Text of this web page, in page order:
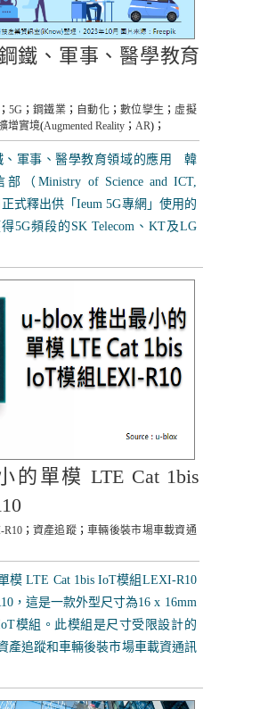
鐵、軍事、醫學教育
； 5G ； 鋼鐵業； 自動化； 數位孿生 ； 虛擬
增實境(Augmented Reality ；AR)；
、軍事、醫學教育領域的應用 韓
（Ministry of Science and ICT,
式釋出供「Ieum 5G專網」使用的
5G頻段的SK Telecom、KT及LG
的單模 LTE Cat 1bis
R10； 資產追蹤； 車輛後裝市場車載資通
模 LTE Cat 1bis IoT模組LEXI-R10
，這是一款外型尺寸為16 x 16mm
模組。此模組是尺寸受限設計的
產追蹤和車輛後裝市場車載資通訊